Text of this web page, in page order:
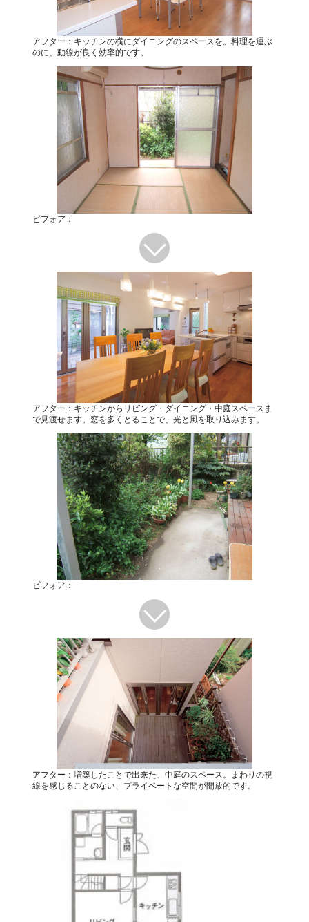
アフター：キッチンの横にダイニングのスペースを。料理を運ぶ
のに、動線が良く効率的です。
ビフォア：
アフター：キッチンからリビング・ダイニング・中庭スペースま
で見渡せます。窓を多くとることで、光と風を取り込みます。
ビフォア：
アフター：増築したことで出来た、中庭のスペース。まわりの視
線を感じることのない、プライベートな空間が開放的です。